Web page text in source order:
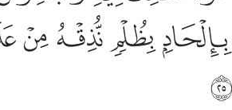
ﱟﱠﱡﱢ
ﱥ